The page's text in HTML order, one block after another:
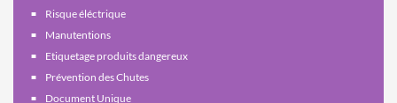
Risque éléctrique
Manutentions
Etiquetage produits dangereux
Prévention des Chutes
Document Unique